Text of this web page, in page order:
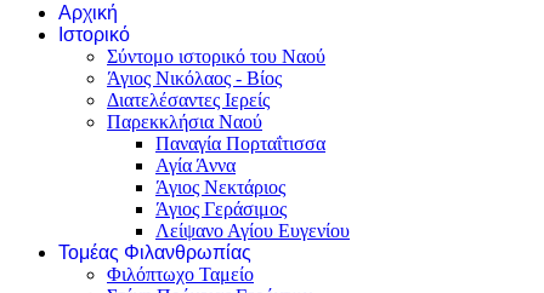
Αρχική
Ιστορικό
Σύντομο ιστορικό του Ναού
Άγιος Νικόλαος - Βίος
Διατελέσαντες Ιερείς
Παρεκκλήσια Ναού
Παναγία Πορταΐτισσα
Αγία Άννα
Άγιος Νεκτάριος
Άγιος Γεράσιμος
Λείψανο Αγίου Ευγενίου
Τομέας Φιλανθρωπίας
Φιλόπτωχο Ταμείο